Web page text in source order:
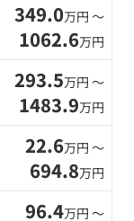
349.0万円 〜
1062.6万円
293.5万円 〜
1483.9万円
22.6万円 〜
694.8万円
96.4万円 〜